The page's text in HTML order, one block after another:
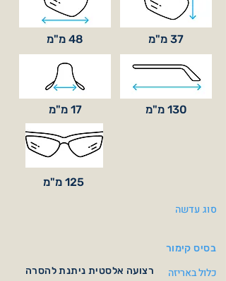
48 מ"מ 37 מ"מ
17 מ"מ 130 מ"מ
125 מ"מ
סוג עדשה
בסיס קימור
רצועה אלסטית ניתנת להסרה
כלול באריזה